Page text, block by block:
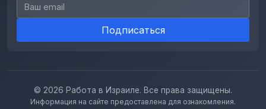
Подписаться
© 2026 Работа в Израиле. Все права защищены.
Информация на сайте предоставлена для ознакомления.